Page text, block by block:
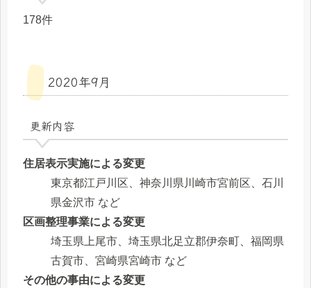
178件
2020年9月
更新内容
住居表示実施による変更
東京都江戸川区、神奈川県川崎市宮前区、石川
県金沢市 など
区画整理事業による変更
埼玉県上尾市、埼玉県北足立郡伊奈町、福岡県
古賀市、宮崎県宮崎市 など
その他の事由による変更